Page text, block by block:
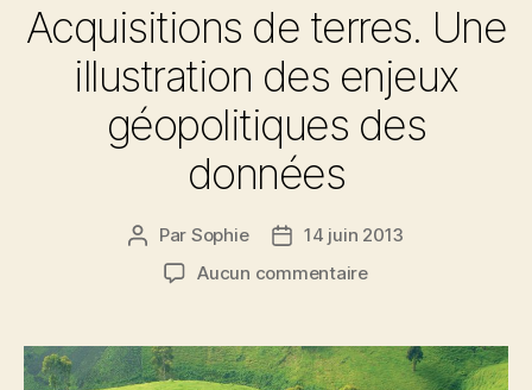
Acquisitions de terres. Une
illustration des enjeux
géopolitiques des
données
Auteur
l’article
Par Sophie
Date14 juin 2013
Aucun commentairesur
terres.
Une